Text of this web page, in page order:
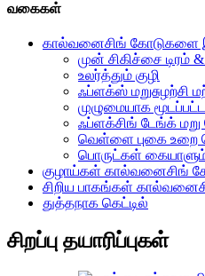
வகைகள்
கால்வனைசிங் கோடுகளை
முன் சிகிச்சை டிரம்
உலர்த்தும் குழி
ஃப்ளக்ஸ் மறுசுழற்சி
முழுமையாக
ஃப்ளக்சிங் டேங்க்
வெள்ளை புகை உறை
பொருட்கள்
குழாய்கள் கால்வனைசிங்
சிறிய பாகங்கள்
துத்தநாக கெட்டில்
சிறப்பு தயாரிப்புகள்